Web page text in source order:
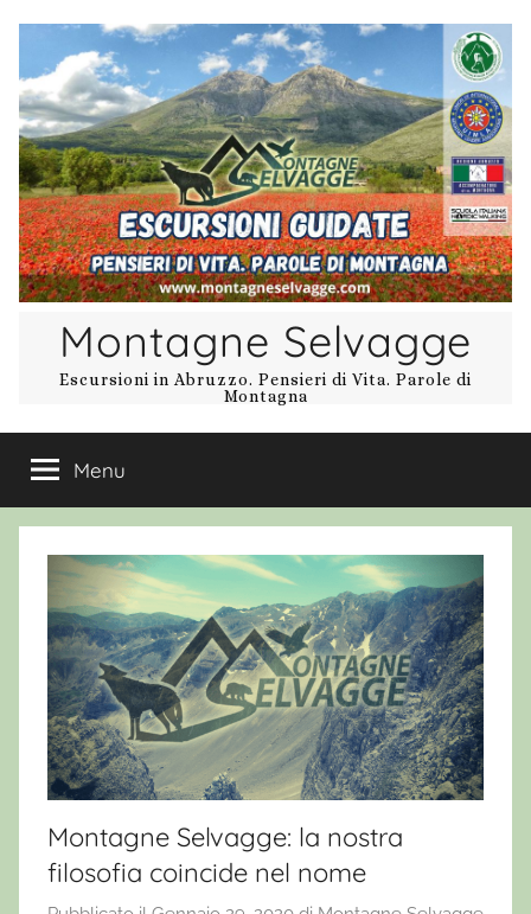
contenuto
Montagne Selvagge
Escursioni in Abruzzo. Pensieri di Vita. Parole di
Montagna
Menu
Montagne Selvagge: la nostra
filosofia coincide nel nome